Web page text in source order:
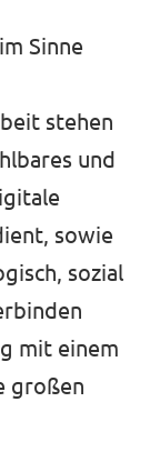
Sinne
stehen
und
sowie
sozial
mit einem
großen